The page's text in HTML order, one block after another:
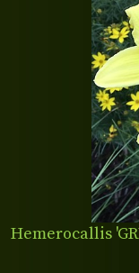
Hemerocallis